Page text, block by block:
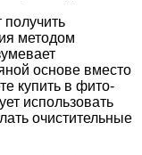
методом
основе вместо
купить в фито-
использовать
очистительные